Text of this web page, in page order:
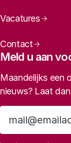
Vacatures
Contact
Meld u aan
Maandelijks een
nieuws? Laat